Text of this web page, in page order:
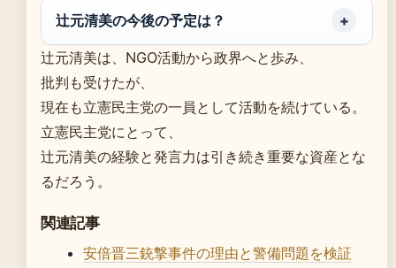
辻元清美の今後の予定は？
辻元清美は、NGO活動から政界へと歩み、
批判も受けたが、
現在も立憲民主党の一員として活動を続けている。
立憲民主党にとって、
辻元清美の経験と発言力は引き続き重要な資産とな
るだろう。
関連記事
安倍晋三銃撃事件の理由と警備問題を検証